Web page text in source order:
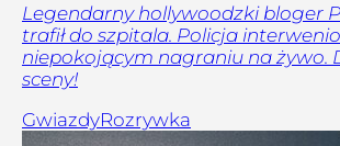
Legendarny hollywoodzki bloger
trafił do szpitala. Policja
niepokojącym nagraniu na żywo.
sceny!
GwiazdyRozrywka